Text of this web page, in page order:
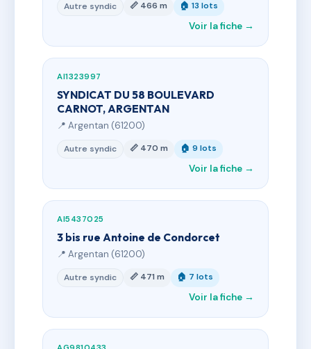
Autre syndic 📏 466 m 🏠 13 lots
Voir la fiche →
AI1323997
SYNDICAT DU 58 BOULEVARD
CARNOT, ARGENTAN
📍 Argentan (61200)
Autre syndic 📏 470 m 🏠 9 lots
Voir la fiche →
AI5437025
3 bis rue Antoine de Condorcet
📍 Argentan (61200)
Autre syndic 📏 471 m 🏠 7 lots
Voir la fiche →